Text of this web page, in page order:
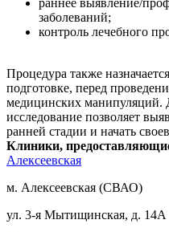
раннее выявление/
заболеваний;
контроль лечебного
Процедура также
подготовке, перед
медицинских манипуляций.
исследование позволяет
ранней стадии и начать
Клиники,
Алексеевская
м. Алексеевская (СВАО)
ул. 3-я Мытищинская, д. 14А